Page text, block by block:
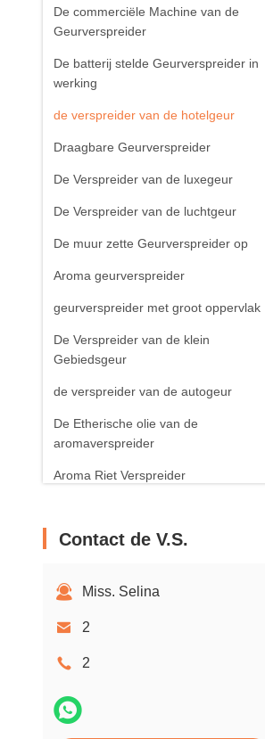
De commerciële Machine van de
Geurverspreider
De batterij stelde Geurverspreider in
werking
de verspreider van de hotelgeur
Draagbare Geurverspreider
De Verspreider van de luxegeur
De Verspreider van de luchtgeur
De muur zette Geurverspreider op
Aroma geurverspreider
geurverspreider met groot oppervlak
De Verspreider van de klein
Gebiedsgeur
de verspreider van de autogeur
De Etherische olie van de
aromaverspreider
Aroma Riet Verspreider
Contact de V.S.
Miss. Selina
2
2